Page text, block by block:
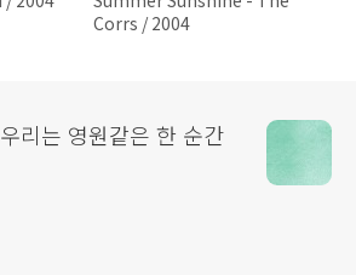
Corrs / 2004
리는 영원같은 한 순간